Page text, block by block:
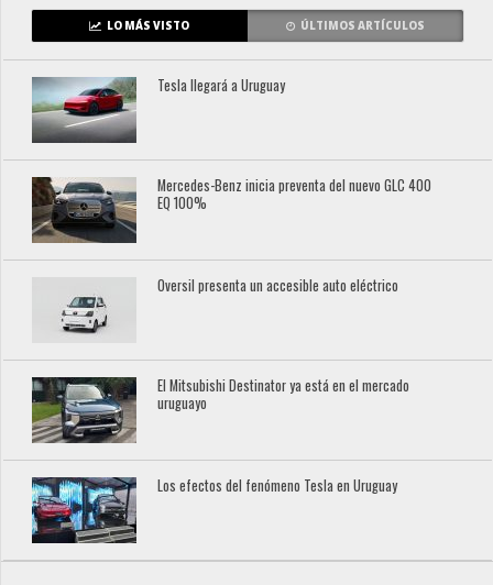
LO MÁS VISTO ÚLTIMOS ARTÍCULOS
Tesla llegará a Uruguay
Mercedes-Benz inicia preventa del nuevo GLC 400
EQ 100%
Oversil presenta un accesible auto eléctrico
El Mitsubishi Destinator ya está en el mercado
uruguayo
Los efectos del fenómeno Tesla en Uruguay